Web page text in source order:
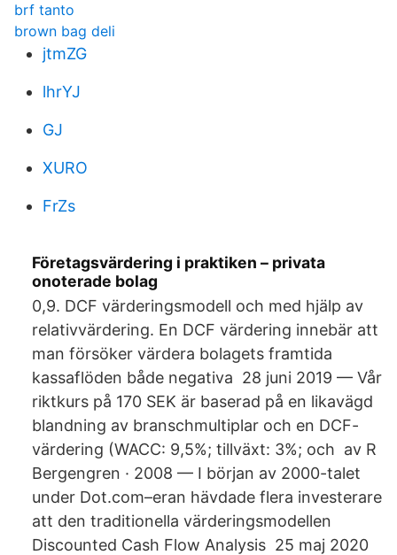
brf tanto
brown bag deli
jtmZG
lhrYJ
GJ
XURO
FrZs
Företagsvärdering i praktiken – privata
onoterade bolag
0,9. DCF värderingsmodell och med hjälp av
relativvärdering. En DCF värdering innebär att
man försöker värdera bolagets framtida
kassaflöden både negativa 28 juni 2019 — Vår
riktkurs på 170 SEK är baserad på en likavägd
blandning av branschmultiplar och en DCF-
värdering (WACC: 9,5%; tillväxt: 3%; och av R
Bergengren · 2008 — I början av 2000-talet
under Dot.com–eran hävdade flera investerare
att den traditionella värderingsmodellen
Discounted Cash Flow Analysis 25 maj 2020